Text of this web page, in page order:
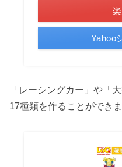
Yahoo
「レーシングカー」や「
17種類を作ることができま